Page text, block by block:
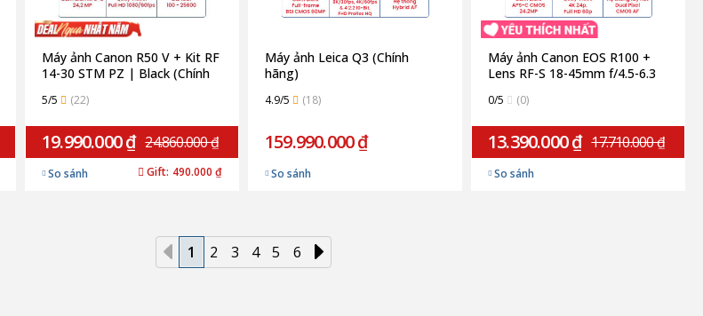
Máy ảnh Canon R50 V + Kit RF
14-30 STM PZ | Black (Chính
5/5 (22)
19.990.000 ₫ 24.860.000 ₫
So sánh Gift: 490.000 ₫
Máy ảnh Leica Q3 (Chính
hãng)
4.9/5 (18)
159.990.000 ₫
So sánh
Máy ảnh Canon EOS R100 +
Lens RF-S 18-45mm f/4.5-6.3
0/5 (0)
13.390.000 ₫ 17.710.000 ₫
So sánh
1 2 3 4 5 6